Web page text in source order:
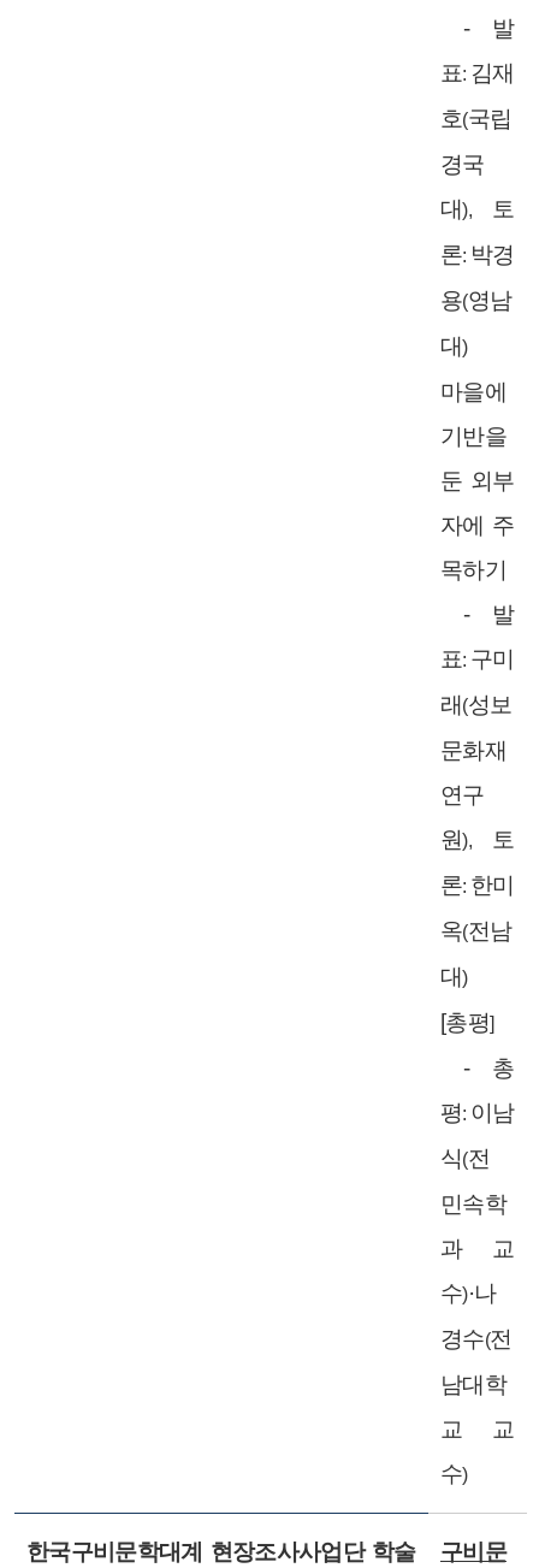
- 발
표: 김재
호(국립
경국
대),
토
론: 박경
용(영남
대)
마을에
기반을
둔 외부
자에 주
목하기
- 발
표: 구미
래 (성보
문화재
연구
원),
토
론: 한미
옥(전남
대)
[총평]
- 총
평: 이남
식(전
민속학
과 교
수)·나
경수(전
남대학
교 교
수)
한국구비문학대계 현장조사사업단 학술
구비문